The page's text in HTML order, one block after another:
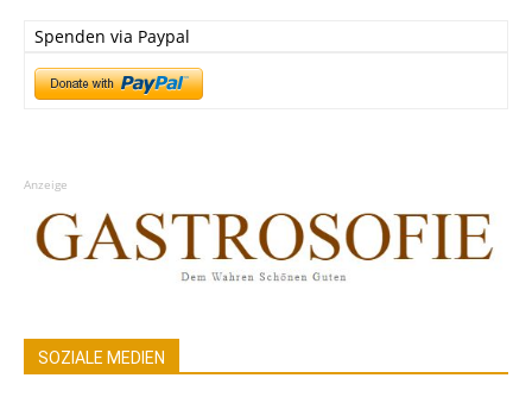
Spenden via Paypal
Anzeige
SOZIALE MEDIEN